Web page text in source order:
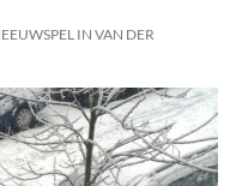
IN VAN DER